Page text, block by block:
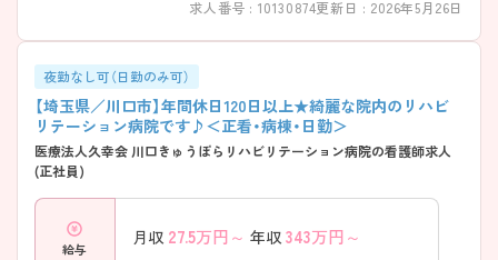
求人番号 : 10130874更新日 : 2026年5月26日
夜勤なし可（日勤のみ可）
【埼玉県／川口市】年間休日120日以上★綺麗な院内のリハビ
リテーション病院です♪＜正看・病棟・日勤＞
医療法人久幸会 川口きゅうぽらリハビリテーション病院の看護師求人
(正社員)
給与
月収 27.5万円～ 年収 343万円～